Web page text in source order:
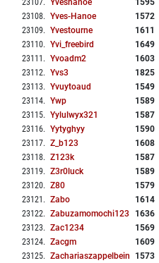
23107. Yveshanoe 1595
23108. Yves-Hanoe 1572
23109. Yvestourne 1611
23110. Yvi_freebird 1649
23111 . Yvoadm2 1603
23112. Yvs3 1825
23113. Yvuytoaud 1549
23114. Ywp 1589
23115. Yylulwyx321 1587
23116. Yytyghyy 1590
23117. Z_b123 1608
23118. Z123k 1587
23119. Z3r0luck 1589
23120. Z80 1579
23121 . Zabo 1614
23122. Zabuzamomochi123 1636
23123. Zac1234 1569
23124. Zacgm 1609
23125. Zachariaszappelbein 1573